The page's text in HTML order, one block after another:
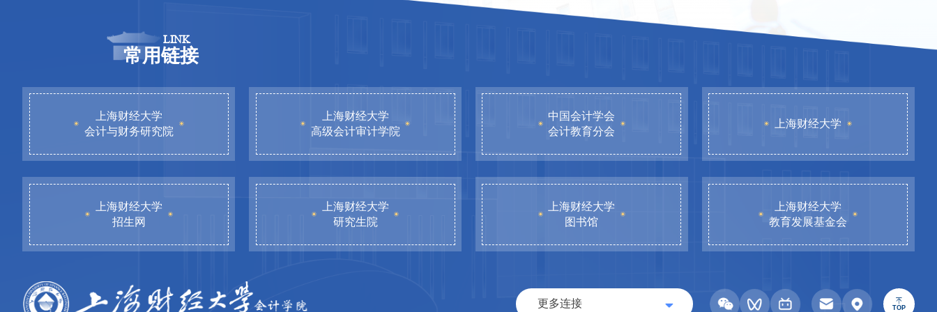
LINK
常用链接
上海财经大学
会计与财务研究院
上海财经大学
高级会计审计学院
中国会计学会
会计教育分会
上海财经大学
上海财经大学
招生网
上海财经大学
研究生院
上海财经大学
图书馆
上海财经大学
教育发展基金会
更多连接 TOP